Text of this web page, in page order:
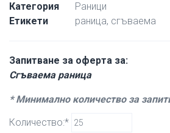
Категория
Раници
Етикети
раница, сгъваема
Запитване за оферта за:
Сгъваема раница
* Минимално количество за
Количество:*